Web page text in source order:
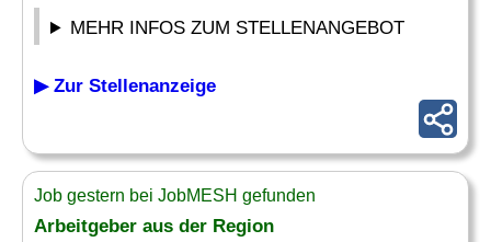
MEHR INFOS ZUM STELLENANGEBOT
▶ Zur Stellenanzeige
Job gestern bei JobMESH gefunden
Arbeitgeber aus der Region